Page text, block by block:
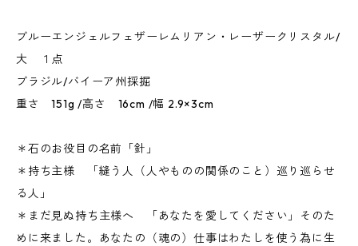
ブルーエンジェルフェザーレムリアン・レーザークリスタル/
大 １点
ブラジル/バイーア州採掘
重さ 151g /高さ 16cm /幅 2.9×3cm
＊石のお役目の名前「針」
＊持ち主様 「縫う人（人やものの関係のこと）巡り巡らせ
る人」
＊まだ見ぬ持ち主様へ 「あなたを愛してください」そのた
めに来ました。あなたの（魂の）仕事はわたしを使う為に生